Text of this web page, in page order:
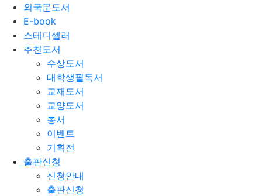
외국문도서
E-book
스테디셀러
추천도서
수상도서
대학생필독서
교재도서
교양도서
총서
이벤트
기획전
출판신청
신청안내
출판신청